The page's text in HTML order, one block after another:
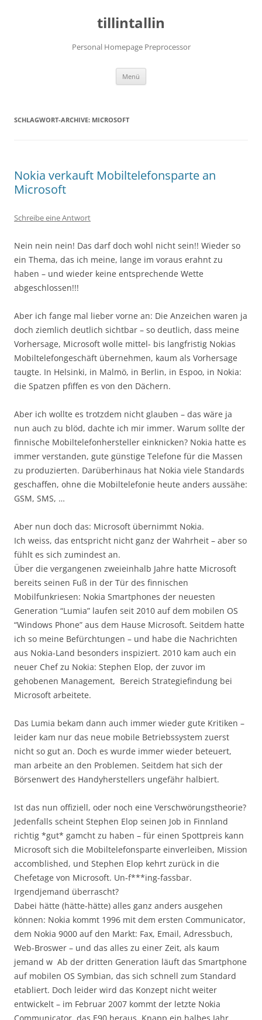
tillintallin
Personal Homepage Preprocessor
Menü
SCHLAGWORT-ARCHIVE: MICROSOFT
Nokia verkauft Mobiltelefonsparte an
Microsoft
Schreibe eine Antwort
Nein nein nein! Das darf doch wohl nicht sein!! Wieder so
ein Thema, das ich meine, lange im voraus erahnt zu
haben – und wieder keine entsprechende Wette
abgeschlossen!!!
Aber ich fange mal lieber vorne an: Die Anzeichen waren ja
doch ziemlich deutlich sichtbar – so deutlich, dass meine
Vorhersage, Microsoft wolle mittel- bis langfristig Nokias
Mobiltelefongeschäft übernehmen, kaum als Vorhersage
taugte. In Helsinki, in Malmö, in Berlin, in Espoo, in Nokia:
die Spatzen pfiffen es von den Dächern.
Aber ich wollte es trotzdem nicht glauben – das wäre ja
nun auch zu blöd, dachte ich mir immer. Warum sollte der
finnische Mobiltelefonhersteller einknicken? Nokia hatte es
immer verstanden, gute günstige Telefone für die Massen
zu produzierten. Darüberhinaus hat Nokia viele Standards
geschaffen, ohne die Mobiltelefonie heute anders aussähe:
GSM, SMS, …
Aber nun doch das: Microsoft übernimmt Nokia.
Ich weiss, das entspricht nicht ganz der Wahrheit – aber so
fühlt es sich zumindest an.
Über die vergangenen zweieinhalb Jahre hatte Microsoft
bereits seinen Fuß in der Tür des finnischen
Mobilfunkriesen: Nokia Smartphones der neuesten
Generation “Lumia” laufen seit 2010 auf dem mobilen OS
“Windows Phone” aus dem Hause Microsoft. Seitdem hatte
ich so meine Befürchtungen – und habe die Nachrichten
aus Nokia-Land besonders inspiziert. 2010 kam auch ein
neuer Chef zu Nokia: Stephen Elop, der zuvor im
gehobenen Management, Bereich Strategiefindung bei
Microsoft arbeitete.
Das Lumia bekam dann auch immer wieder gute Kritiken –
leider kam nur das neue mobile Betriebssystem zuerst
nicht so gut an. Doch es wurde immer wieder beteuert,
man arbeite an den Problemen. Seitdem hat sich der
Börsenwert des Handyherstellers ungefähr halbiert.
Ist das nun offiziell, oder noch eine Verschwörungstheorie?
Jedenfalls scheint Stephen Elop seinen Job in Finnland
richtig *gut* gamcht zu haben – für einen Spottpreis kann
Microsoft sich die Mobiltelefonsparte einverleiben, Mission
accomblished, und Stephen Elop kehrt zurück in die
Chefetage von Microsoft. Un-f***ing-fassbar.
Irgendjemand überrascht?
Dabei hätte (hätte-hätte) alles ganz anders ausgehen
können: Nokia kommt 1996 mit dem ersten Communicator,
dem Nokia 9000 auf den Markt: Fax, Email, Adressbuch,
Web-Broswer – und das alles zu einer Zeit, als kaum
jemand w Ab der dritten Generation läuft das Smartphone
auf mobilen OS Symbian, das sich schnell zum Standard
etabliert. Doch leider wird das Konzept nicht weiter
entwickelt – im Februar 2007 kommt der letzte Nokia